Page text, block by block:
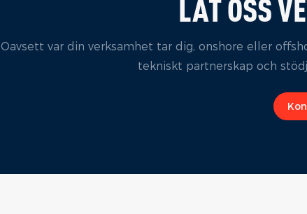
LÅT OSS
Oavsett var din verksamhet tar dig, onshore eller
tekniskt partnerskap och